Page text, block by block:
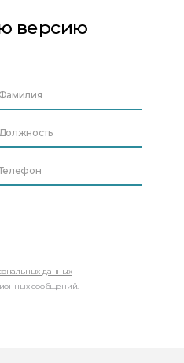
версию
данных
сообщений.